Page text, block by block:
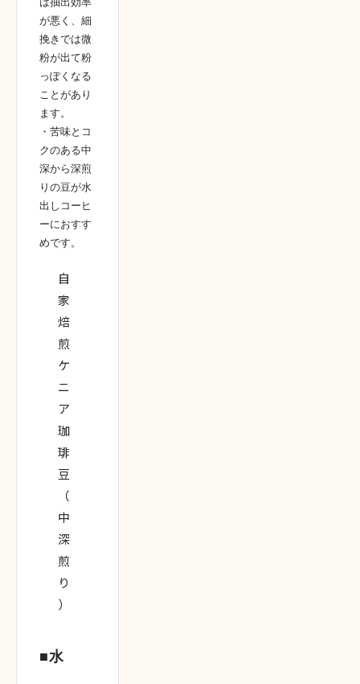
が悪く、細
挽きでは微
粉が出て粉
っぽくなる
ことがあり
ます。
・苦味とコ
クのある中
深から深煎
りの豆が水
出しコーヒ
ーにおすす
めです。
自
家
焙
煎
ケ
ニ
ア
珈
琲
豆
（
中
深
煎
り
）
■水